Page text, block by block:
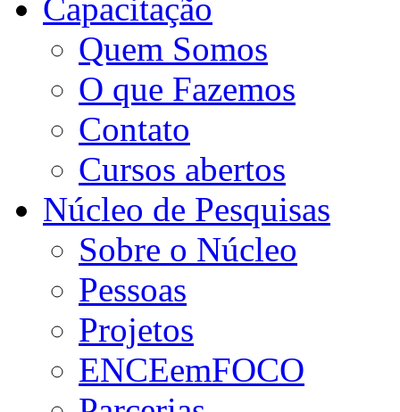
Capacitação
Quem Somos
O que Fazemos
Contato
Cursos abertos
Núcleo de Pesquisas
Sobre o Núcleo
Pessoas
Projetos
ENCEemFOCO